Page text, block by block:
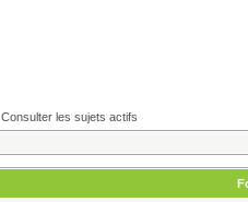
Consulter les sujets actifs